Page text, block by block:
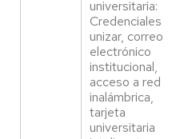
universitaria:
Credenciales
unizar, correo
electrónico
institucional,
acceso a red
inalámbrica,
tarjeta
universitaria